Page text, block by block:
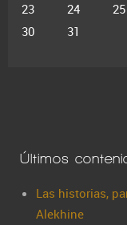
23
24 25
30
31
Últimos
Las historias,
Alekhine